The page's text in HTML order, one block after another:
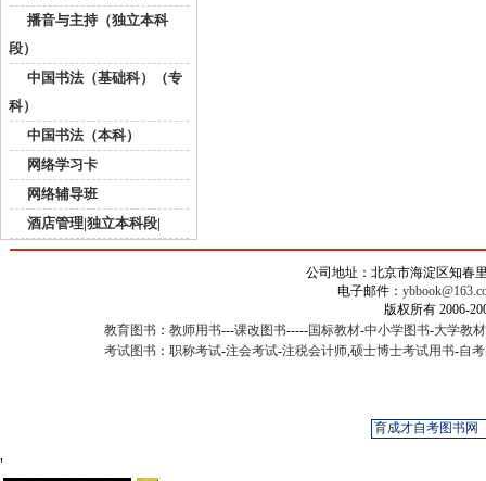
播音与主持（独立本科
段）
中国书法（基础科）（专
科）
中国书法（本科）
网络学习卡
网络辅导班
酒店管理|独立本科段|
公司地址：北京市海淀区知春
电子邮件：
版权所有 2006-
教育图书 ： 教师用书---课改图书-----国标教材-中小学图书-大学教材
考试图书 ： 职称考试-注会考试-注税会计师,硕士博士考试用书-自
'